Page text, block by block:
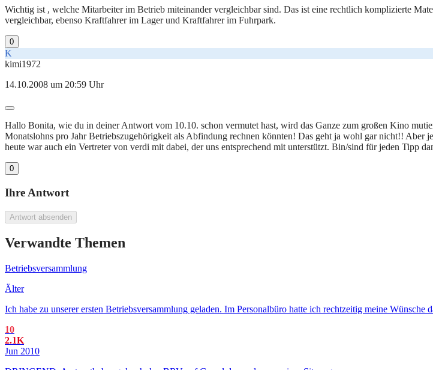
Wichtig ist , welche Mitarbeiter im Betrieb miteinander vergleichbar sind. Das ist eine rechtlich komplizierte
vergleichbar, ebenso Kraftfahrer im Lager und Kraftfahrer im Fuhrpark.
0
K
kimi1972
14.10.2008 um 20:59 Uhr
Hallo Bonita, wie du in deiner Antwort vom 10.10. schon vermutet hast, wird das Ganze zum großen Kino
Monatslohns pro Jahr Betriebszugehörigkeit als Abfindung rechnen könnten! Das geht ja wohl gar nicht!!
heute war auch ein Vertreter von verdi mit dabei, der uns entsprechend mit unterstützt. Bin/sind für jeden Tipp
0
Ihre Antwort
Antwort absenden
Verwandte Themen
Betriebsversammlung
Älter
Ich habe zu unserer ersten Betriebsversammlung geladen. Im Personalbüro hatte ich rechtzeitig meine
10
2.1K
Jun 2010